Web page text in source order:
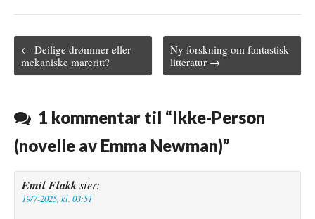
e
b
o
k
t
t
r
b
l
e
e
s
l
Post navigation
← Deilige drømmer eller
mekaniske mareritt?
Ny forskning om fantastisk
litteratur →
1 kommentar til “Ikke-Person
(novelle av Emma Newman)”
Emil Flakksier:
19/7-2025, kl. 03:51